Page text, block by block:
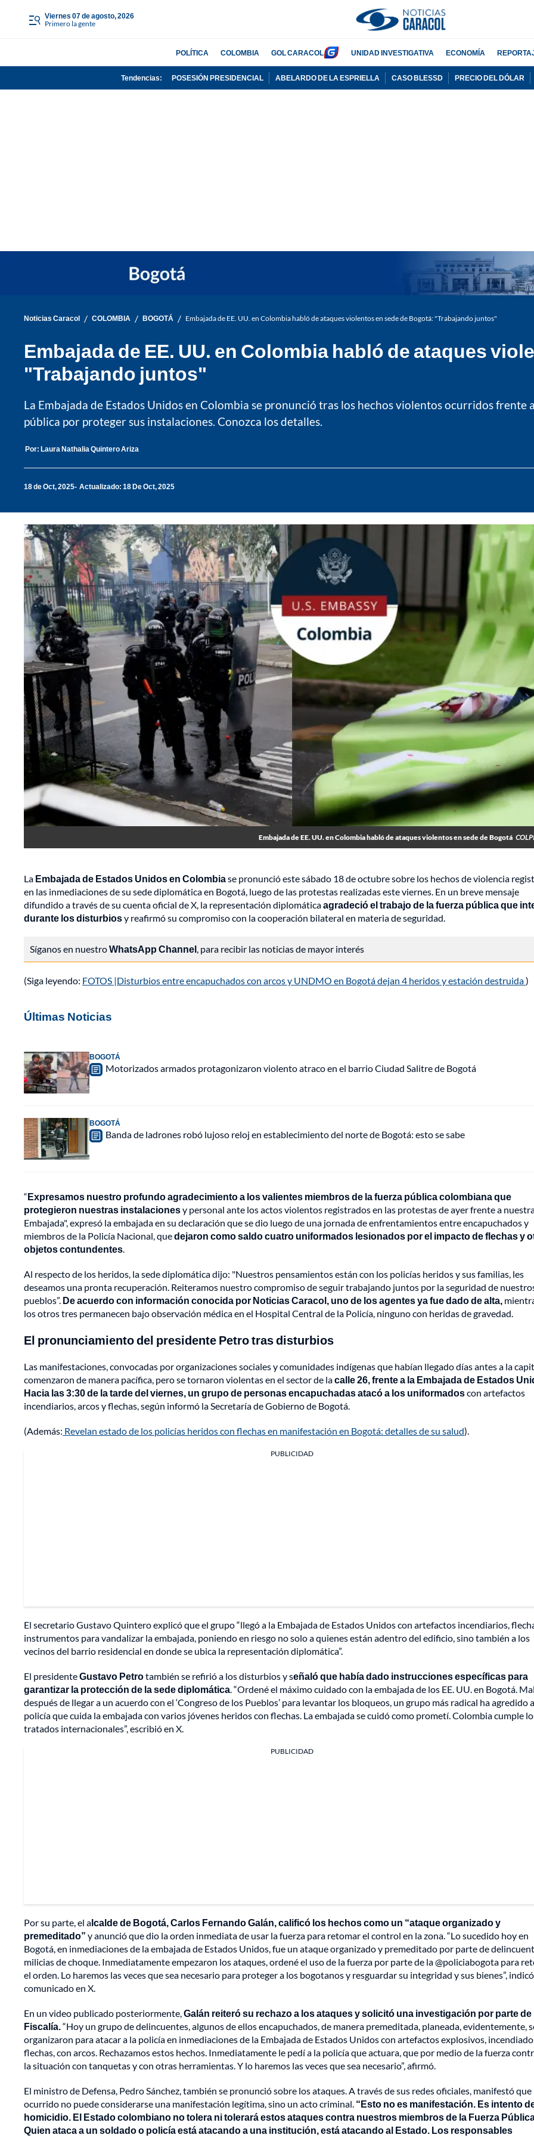
viernes 07 de agosto, 2026
Primero la gente
POLÍTICA COLOMBIA GOL CARACOL UNIDAD INVESTIGATIVA ECONOMÍA
Tendencias: POSESIÓN PRESIDENCIAL ABELARDO DE LA ESPRIELLA CASO BLESSD PRECIO DEL DÓLAR
Noticias Caracol / COLOMBIA / BOGOTÁ / Embajada de EE. UU. en Colombia habló de ataques violentos en sede de Bogotá: "Trabajando juntos"
Embajada de EE. UU. en Colombia habló de ataques
"Trabajando juntos"
La Embajada de Estados Unidos en Colombia se pronunció tras los hechos violentos ocurridos frente
pública por proteger sus instalaciones. Conozca los detalles.
Por: Laura Nathalia Quintero Ariza
18 de Oct, 2025 Actualizado: 18 De Oct, 2025
Embajada de EE. UU. en Colombia habló de ataques violentos en sede de Bogotá
La Embajada de Estados Unidos en Colombiase pronunció este sábado 18 de octubre sobre los hechos de violencia
en las inmediaciones de su sede diplomática en Bogotá, luego de las protestas realizadas este viernes. En un breve mensaje
difundido a través de su cuenta oficial de X, la representación diplomáticaagradeció el trabajo de la fuerza pública que
durante los disturbiosy reafirmó su compromiso con la cooperación bilateral en materia de seguridad.
Síganos en nuestroWhatsApp Channel, para recibir las noticias de mayor interés
(Siga leyendo: FOTOS |Disturbios entre encapuchados con arcos y UNDMO en Bogotá dejan 4 heridos y estación destruida)
Últimas Noticias
BOGOTÁ
Motorizados armados protagonizaron violento atraco en el barrio Ciudad Salitre de Bogotá
BOGOTÁ
Banda de ladrones robó lujoso reloj en establecimiento del norte de Bogotá: esto se sabe
“Expresamos nuestro profundo agradecimiento a los valientes miembros de la fuerza pública colombiana que
protegieron nuestras instalacionesy personal ante los actos violentos registrados en las protestas de ayer frente a
Embajada", expresó la embajada en su declaración que se dio luego de una jornada de enfrentamientos entre encapuchados y
miembros de la Policía Nacional, quedejaron como saldo cuatro uniformados lesionados por el impacto de flechas y
objetos contundentes.
Al respecto de los heridos, la sede diplomática dijo: "Nuestros pensamientos están con los policías heridos y sus familias, les
deseamos una pronta recuperación. Reiteramos nuestro compromiso de seguir trabajando juntos por la seguridad de
pueblos”. De acuerdo con información conocida por Noticias Caracol, uno de los agentes ya fue dado de alta,
los otros tres permanecen bajo observación médica en el Hospital Central de la Policía, ninguno con heridas de gravedad.
El pronunciamiento del presidente Petro tras disturbios
Las manifestaciones, convocadas por organizaciones sociales y comunidades indígenas que habían llegado días antes a la
comenzaron de manera pacífica, pero se tornaron violentas en el sector de lacalle 26, frente a la Embajada de Estados
Hacia las 3:30 de la tarde del viernes, un grupo de personas encapuchadas atacó a los uniformadoscon artefactos
incendiarios, arcos y flechas, según informó la Secretaría de Gobierno de Bogotá.
(Además: Revelan estado de los policías heridos con flechas en manifestación en Bogotá: detalles de su salud).
PUBLICIDAD
El secretario Gustavo Quintero explicó que el grupo “llegó a la Embajada de Estados Unidos con artefactos incendiarios,
instrumentos para vandalizar la embajada, poniendo en riesgo no solo a quienes están adentro del edificio, sino también a los
vecinos del barrio residencial en donde se ubica la representación diplomática”.
El presidenteGustavo Petrotambién se refirió a los disturbios y señaló que había dado instrucciones específicas para
garantizar la protección de la sede diplomática. “Ordené el máximo cuidado con la embajada de los EE. UU. en Bogotá.
después de llegar a un acuerdo con el ‘Congreso de los Pueblos’ para levantar los bloqueos, un grupo más radical ha agredido
policía que cuida la embajada con varios jóvenes heridos con flechas. La embajada se cuidó como prometí. Colombia cumple
tratados internacionales”, escribió en X.
PUBLICIDAD
Por su parte, el alcalde de Bogotá, Carlos Fernando Galán, calificó los hechos como un “ataque organizado y
premeditado” y anunció que dio la orden inmediata de usar la fuerza para retomar el control en la zona. “Lo sucedido hoy en
Bogotá, en inmediaciones de la embajada de Estados Unidos, fue un ataque organizado y premeditado por parte de
milicias de choque. Inmediatamente empezaron los ataques, ordené el uso de la fuerza por parte de la @policiabogota para
el orden. Lo haremos las veces que sea necesario para proteger a los bogotanos y resguardar su integridad y sus bienes”,
comunicado en X.
En un video publicado posteriormente,Galán reiteró su rechazo a los ataques y solicitó una investigación por parte de
Fiscalía.“Hoy un grupo de delincuentes, algunos de ellos encapuchados, de manera premeditada, planeada, evidentemente,
organizaron para atacar a la policía en inmediaciones de la Embajada de Estados Unidos con artefactos explosivos,
flechas, con arcos. Rechazamos estos hechos. Inmediatamente le pedí a la policía que actuara, que por medio de la fuerza
la situación con tanquetas y con otras herramientas. Y lo haremos las veces que sea necesario”, afirmó.
El ministro de Defensa, Pedro Sánchez, también se pronunció sobre los ataques. A través de sus redes oficiales, manifestó que
ocurrido no puede considerarse una manifestación legítima, sino un acto criminal. “Esto no es manifestación. Es intento
homicidio. El Estado colombiano no tolera ni tolerará estos ataques contra nuestros miembros de la Fuerza
Quien ataca a un soldado o policía está atacando a una institución, está atacando al Estado. Los responsables